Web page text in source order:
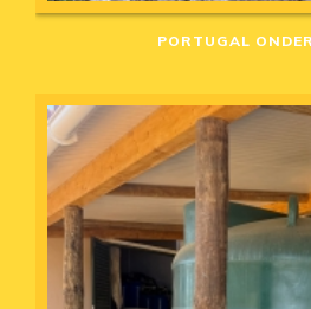
PORTUGAL